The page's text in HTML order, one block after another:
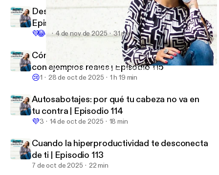
Coronavirus: la importancia de mirar hacia adentro | Episodio 11
Mente Constructiva
Desde que aplico esto, paso de tener razón |
Episodio 116
💜😂 2 4 de nov de 2025 31 min
Cómo convertirte en una persona MÍTICA,
con ejemplos reales | Episodio 115
😢1 28 de oct de 2025 1 h 19 min
Autosabotajes: por qué tu cabeza no va en
tu contra | Episodio 114
💜3 14 de oct de 2025 18 min
Cuando la hiperproductividad te desconecta
de ti | Episodio 113
7 de oct de 2025 22 min